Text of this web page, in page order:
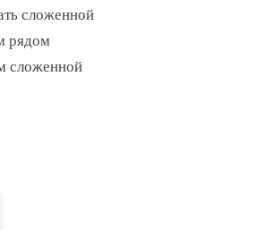
сложенной
рядом
сложенной